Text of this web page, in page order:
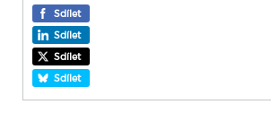
Sdílet
Sdílet
Sdílet
Sdílet